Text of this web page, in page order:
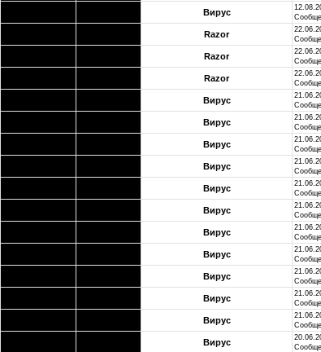
Вирус
Razor
Razor
Razor
Вирус
Вирус
Вирус
Вирус
Вирус
Вирус
Вирус
Вирус
Вирус
Вирус
Вирус
Вирус